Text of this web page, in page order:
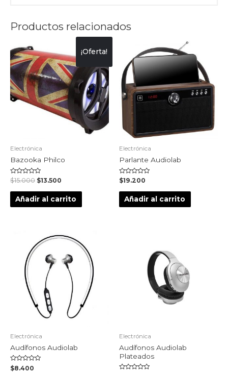
Productos relacionados
¡Oferta!
Electrónica
Bazooka Philco
Valorado
en
0
$15.000 $13.500
Añadir al carrito
Electrónica
Parlante Audiolab
Valorado
en
0
$19.200
Añadir al carrito
Electrónica
Audífonos Audiolab
Valorado
$8.400
Electrónica
Audífonos Audiolab
Plateados